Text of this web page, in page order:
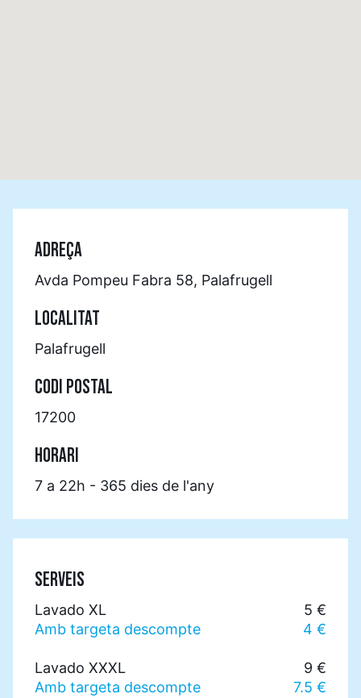
ADREÇA
Avda Pompeu Fabra 58, Palafrugell
LOCALITAT
Palafrugell
CODI POSTAL
17200
HORARI
7 a 22h - 365 dies de l'any
SERVEIS
Lavado XL
5 €
Amb targeta descompte
4 €
Lavado XXXL
9 €
Amb targeta descompte
7.5 €